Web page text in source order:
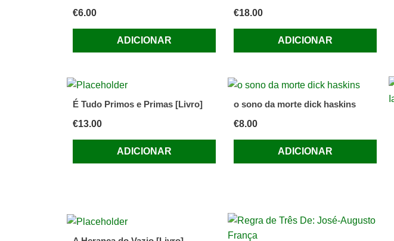
€6.00
ADICIONAR
€18.00
ADICIONAR
É Tudo Primos e Primas [Livro]
€13.00
ADICIONAR
o sono da morte dick haskins
€8.00
ADICIONAR